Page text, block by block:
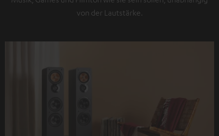
von der Lautstärke.